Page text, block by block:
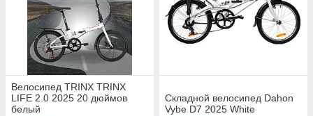
Велосипед TRINX TRINX
LIFE 2.0 2025 20 дюймов
белый
Складной велосипед Dahon
Vybe D7 2025 White